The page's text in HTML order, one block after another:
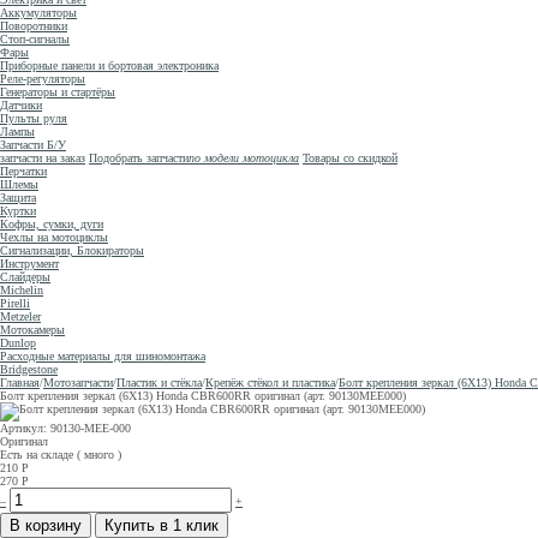
Аккумуляторы
Поворотники
Стоп-сигналы
Фары
Приборные панели и бортовая электроника
Реле-регуляторы
Генераторы и стартёры
Датчики
Пульты руля
Лампы
Запчасти Б/У
запчасти на заказ Подобрать запчастипо модели мотоцикла Товары со скидкой
Перчатки
Шлемы
Защита
Куртки
Кофры, сумки, дуги
Чехлы на мотоциклы
Сигнализации, Блокираторы
Инструмент
Слайдеры
Michelin
Pirelli
Metzeler
Мотокамеры
Dunlop
Расходные материалы для шиномонтажа
Bridgestone
Главная/Мотозапчасти/Пластик и стёкла/Крепёж стёкол и пластика/Болт крепления зеркал (6X13) Honda
Болт крепления зеркал (6X13) Honda CBR600RR оригинал (арт. 90130MEE000)
Артикул: 90130-MEE-000
Оригинал
Есть на складе ( много )
210 Р
270 Р
–
+